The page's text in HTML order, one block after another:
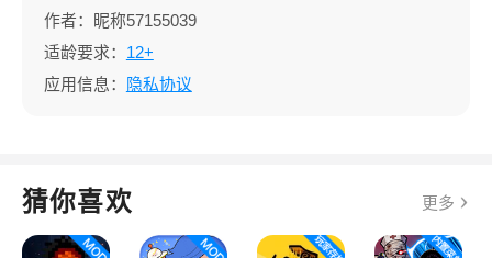
作者：昵称57155039
适龄要求： 12+
应用信息：
隐私协议
猜你喜欢 更多